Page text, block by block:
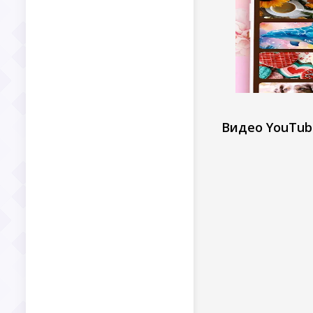
Видео